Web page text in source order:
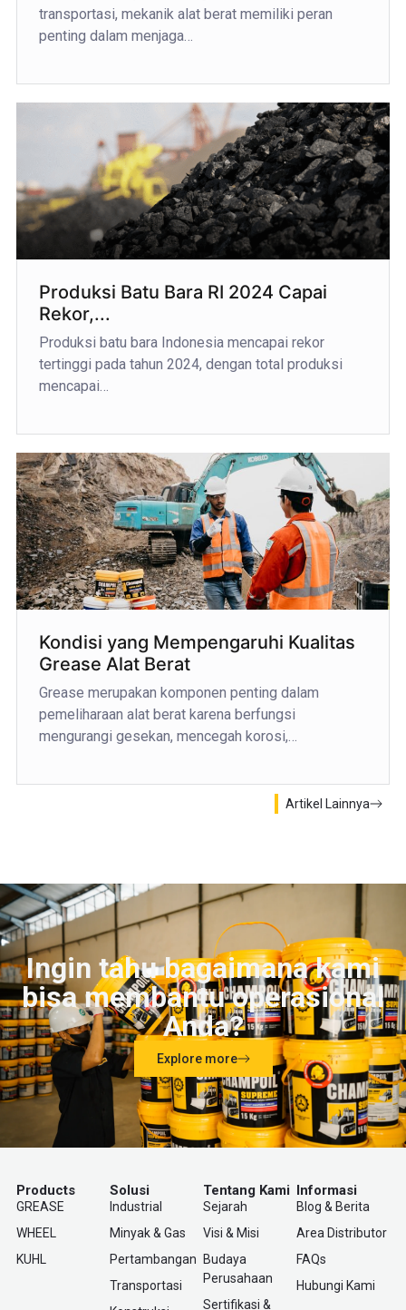
transportasi, mekanik alat berat memiliki peran
penting dalam menjaga…
Produksi Batu Bara RI 2024 Capai
Rekor,...
Produksi batu bara Indonesia mencapai rekor
tertinggi pada tahun 2024, dengan total produksi
mencapai…
Kondisi yang Mempengaruhi Kualitas
Grease Alat Berat
Grease merupakan komponen penting dalam
pemeliharaan alat berat karena berfungsi
mengurangi gesekan, mencegah korosi,…
Artikel Lainnya
Ingin tahu bagaimana kami
bisa membantu operasional
Anda?
Explore more
Products
GREASE
WHEEL
KUHL
Solusi
Industrial
Minyak & Gas
Pertambangan
Transportasi
Tentang Kami
Sejarah
Visi & Misi
Budaya
Perusahaan
Sertifikasi &
Informasi
Blog & Berita
Area Distributor
FAQs
Hubungi Kami